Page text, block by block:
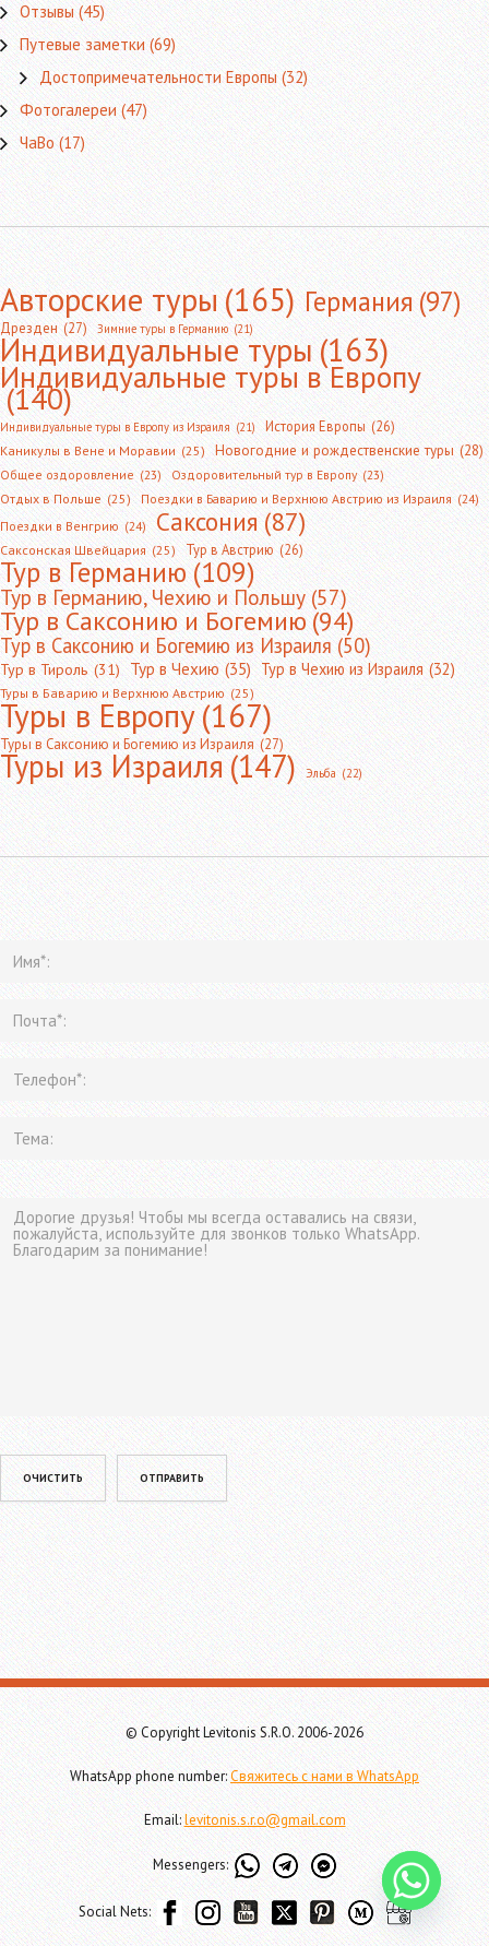
Отзывы (45)
Путевые заметки(69)
Достопримечательности Европы(32)
Фотогалереи(47)
ЧаВо(17)
Авторские туры(165) Германия(97)
Дрезден (27) Зимние туры в Германию (21)
Индивидуальные туры(163)
Индивидуальные туры в Европу
(140)
Индивидуальные туры в Европу из Израиля (21) История Европы (26)
Каникулы в Вене и Моравии (25) Новогодние и рождественские туры (28)
Общее оздоровление (23) Оздоровительный тур в Европу (23)
Отдых в Польше (25) Поездки в Баварию и Верхнюю Австрию из Израиля (24)
Поездки в Венгрию (24) Саксония(87)
Саксонская Швейцария (25) Тур в Австрию (26)
Тур в Германию(109)
Тур в Германию, Чехию и Польшу (57)
Тур в Саксонию и Богемию(94)
Тур в Саксонию и Богемию из Израиля (50)
Тур в Тироль (31) Тур в Чехию (35) Тур в Чехию из Израиля (32)
Туры в Баварию и Верхнюю Австрию (25)
Туры в Европу(167)
Туры в Саксонию и Богемию из Израиля (27)
Туры из Израиля(147) Эльба (22)
leave this field empty.
© Copyright Levitonis S.R.O. 2006-2026
WhatsApp phone number:Свяжитесь с нами в WhatsApp
Email:levitonis.s.r.o@gmail.com
Messengers:
Social Nets: